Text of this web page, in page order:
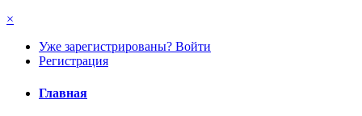
×
Уже зарегистрированы? Войти
Регистрация
Главная